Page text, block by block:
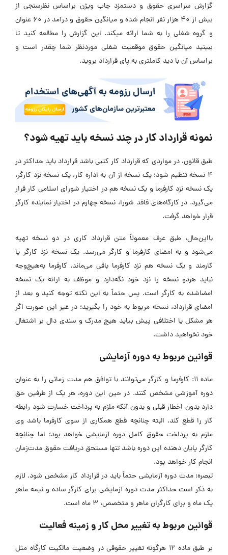
گزارش سراسری حقوق و دستمزد جاب ویژن براساس نظرسنجی از
بیش از 40 هزار نفر انجام شده و میانگین حقوق و درآمد در 60 عنوان
و گروه شغلی را به شما ارائه میکند. این گزارش را مطالعه کنید تا
ببینید میانگین حقوق موقعیت شغلی موردنظر شما چقدر است و
براساس آن با دید کاملتری به پای قرارداد بروید.
نمونه قرارداد کار در چند نسخه باید تهیه شود؟
طبق قانون، در مواردی که قرارداد کار کتبی باشد قرارداد باید حداکثر در
4 نسخه تنظیم شود؛ یک نسخه از آن به اداره کار، یک نسخه نزد کارگر،
یک نسخه نزد کارفرما و یک نسخه هم در اختیار شورای اسلامی کار قرار
می‌گیرد. در کارگاه‌های فاقد شورا، نسخه چهارم در اختیار نماینده کارگر
قرار خواهد گرفت.
بااین‌حال، طبق عرف معمولاً متن قرارداد کاری در دو نسخه تهیه
می‌شود و به امضای کارفرما و کارگر می‌رسد. یک نسخه نزد کارگر یا
کارمند و یک نسخه هم نزد کارفرما باقی می‌ماند. کارفرما به‌هیچ‌وجه
نباید هردو نسخه را نزد خود نگه‌دارد و موظف به ارائه یک نسخه
امضاشده به کارگر است. پس حتماً به این نکته توجه کنید و بعد از
امضای قرارداد، نسخه مربوط به خود را بگیرید؛ در غیر این صورت اگر
هر مشکل یا اختلافی پیش بیاید هیچ مدرک و سندی دال بر اشتغال
خود نخواهید داشت.
قوانین مربوط به دوره آزمایشی
ماده 11: کارفرما و کارگر می‌توانند با توافق هم مدت زمانی را به عنوان
دوره آموزشی مشخص کنند. در حین این دوره، هر یک از طرفین حق
دارد بدون اخطار قبلی و بدون آنکه ملزم به پرداخت خسارت شود رابطه
کار را قطع کند. البته چنانچه قطع همکاری از سوی کارفرما باشد وی
ملزم به پرداخت حقوق کامل دوره آزمایشی خواهد بود؛ اما چنانچه
کارگر پایان دهنده این دوره باشد تنها مستحق دریافت حقوق مدت‌زمان
انجام کار خواهد بود.
تبصره: مدت دوره آزمایشی حتماً باید در قرارداد کار مشخص شود. لازم
به ذکر است حداکثر مدت دوره آزمایشی برای کارگر ساده و نیمه ماهر
یک ماه و برای کارگران ماهر و متخصص، 3 ماه است.
قوانین مربوط به تغییر محل کار و زمینه فعالیت
بر طبق ماده 12 هرگونه تغییر حقوقی در وضعیت مالکیت کارگاه مثل